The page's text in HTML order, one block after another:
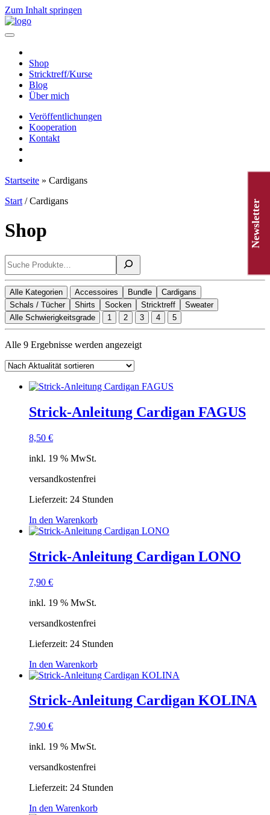
Zum Inhalt springen
Hauptnavigation
Shop
Stricktreff/Kurse
Blog
Über mich
Veröffentlichungen
Kooperation
Kontakt
Startseite » Cardigans
Start / Cardigans
Shop
Suchen
Alle Kategorien Accessoires Bundle
Cardigans
Schals / Tücher
Shirts Socken Stricktreff
Sweater
Alle Schwierigkeitsgrade
1 2 3 4 5
Alle 9 Ergebnisse werden angezeigtNach
Strick-Anleitung Cardigan FAGUS
8,50 €
inkl. 19 % MwSt.
versandkostenfrei
Lieferzeit: 24 Stunden
In den Warenkorb
Strick-Anleitung Cardigan LONO
7,90 €
inkl. 19 % MwSt.
versandkostenfrei
Lieferzeit: 24 Stunden
In den Warenkorb
Strick-Anleitung Cardigan KOLINA
7,90 €
inkl. 19 % MwSt.
versandkostenfrei
Lieferzeit: 24 Stunden
In den Warenkorb
Newsletter